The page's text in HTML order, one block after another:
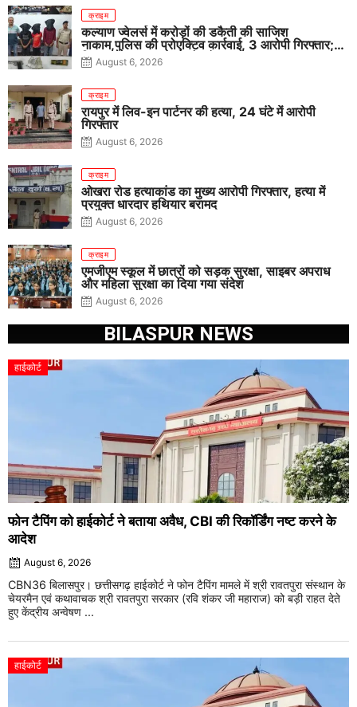
क्राइम
कल्याण ज्वेलर्स में करोड़ों की डकैती की साजिश
नाकाम,पुलिस की प्रोएक्टिव कार्रवाई, 3 आरोपी गिरफ्तार;
पिस्टल, कारतूस, चाकू और मोबाइल बरामद
August 6, 2026
क्राइम
रायपुर में लिव-इन पार्टनर की हत्या, 24 घंटे में आरोपी
गिरफ्तार
August 6, 2026
क्राइम
ओखरा रोड हत्याकांड का मुख्य आरोपी गिरफ्तार, हत्या में
प्रयुक्त धारदार हथियार बरामद
August 6, 2026
क्राइम
एमजीएम स्कूल में छात्रों को सड़क सुरक्षा, साइबर अपराध
और महिला सुरक्षा का दिया गया संदेश
August 6, 2026
BILASPUR NEWS
हाईकोर्ट
फोन टैपिंग को हाईकोर्ट ने बताया अवैध, CBI की रिकॉर्डिंग नष्ट करने के
आदेश
August 6, 2026
CBN36 बिलासपुर। छत्तीसगढ़ हाईकोर्ट ने फोन टैपिंग मामले में श्री रावतपुरा संस्थान के
चेयरमैन एवं कथावाचक श्री रावतपुरा सरकार (रवि शंकर जी महाराज) को बड़ी राहत देते
हुए केंद्रीय अन्वेषण ...
हाईकोर्ट